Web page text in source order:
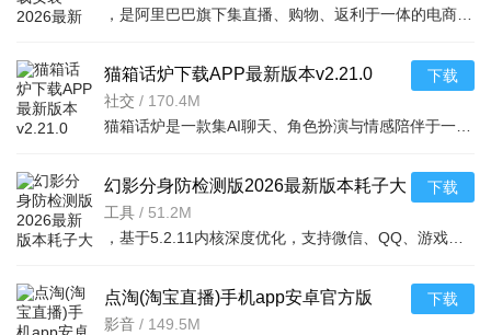
猫箱话炉下载APP最新版本v2.21.0
2026手机版
社交 / 170.4M
下载
幻影分身防检测版2026最新版本耗子大
神版v5.2.11 2026安卓版 防检测分身
工具 / 51.2M
下载
点淘(淘宝直播)手机app安卓官方版
v4.57.18 2026手机版
影音 / 149.5M
下载